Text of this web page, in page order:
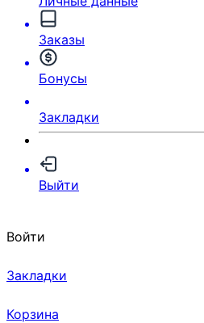
Заказы
Бонусы
Закладки
Выйти
Войти
Закладки
Корзина